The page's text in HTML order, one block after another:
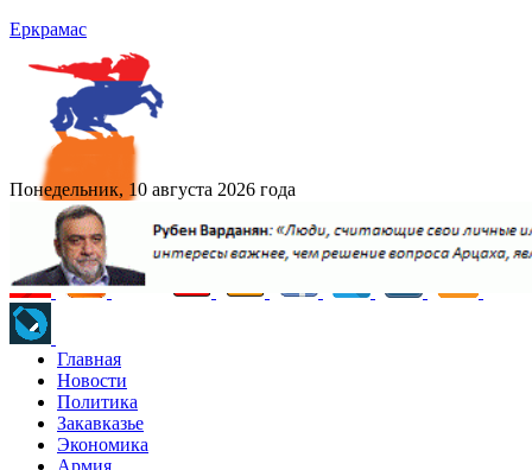
Еркрамас
Понедельник, 10 августа 2026 года
Главная
Новости
Политика
Закавказье
Экономика
Армия